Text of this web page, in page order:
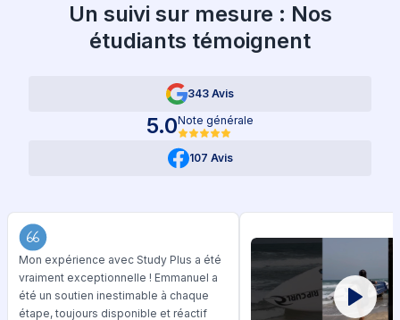
Un suivi sur mesure : Nos
étudiants témoignent
343 Avis
5.0Note générale
107 Avis
Mon expérience avec Study Plus a été
vraiment exceptionnelle ! Emmanuel a
été un soutien inestimable à chaque
étape, toujours disponible et réactif